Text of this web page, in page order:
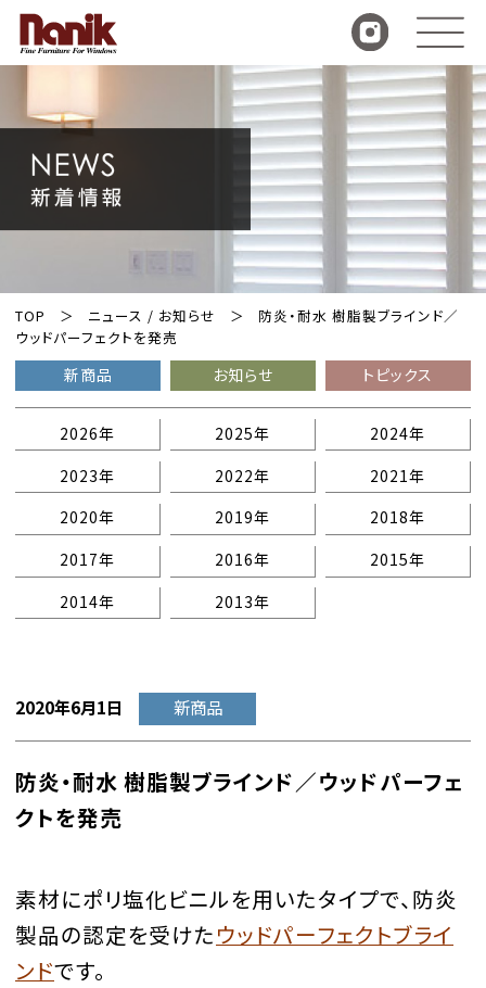
TOP ニュース / お知らせ
防炎・耐水 樹脂製ブラインド／
ウッドパーフェクトを発売
新商品 お知らせ トピックス
2026年 2025年
2024年
2023年
2022年
2021年
2020年
2019年
2018年
2017年
2016年
2015年
2014年
2013年
2020年6月1日 新商品
防炎・耐水 樹脂製ブラインド／ウッドパーフェ
クトを発売
素材にポリ塩化ビニルを用いたタイプで、防炎
製品の認定を受けたウッドパーフェクトブライ
ンドです。